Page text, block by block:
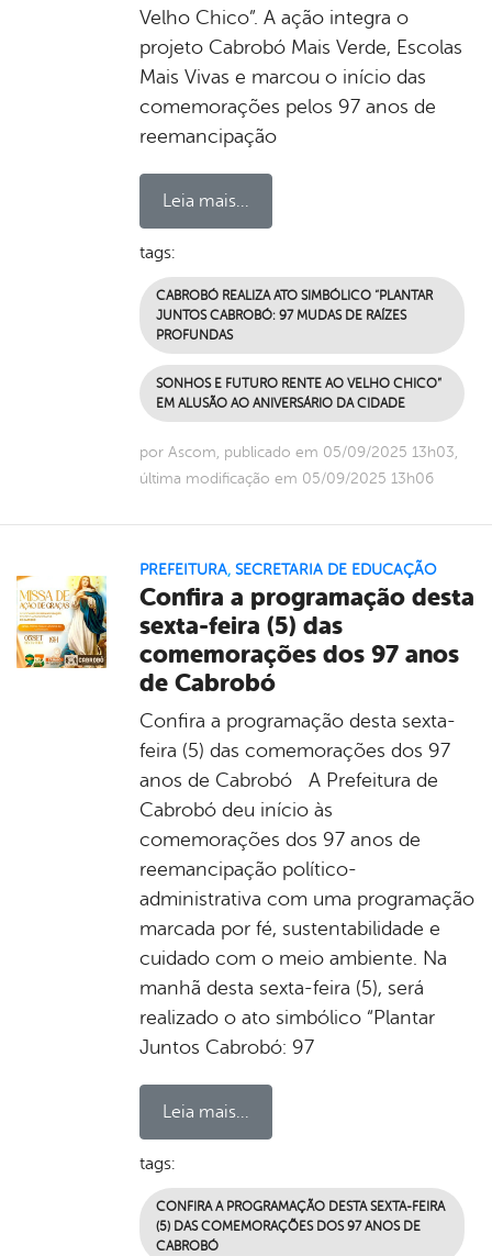
Velho Chico”. A ação integra o
projeto Cabrobó Mais Verde, Escolas
Mais Vivas e marcou o início das
comemorações pelos 97 anos de
reemancipação
Leia mais...
tags:
CABROBÓ REALIZA ATO SIMBÓLICO “PLANTAR
JUNTOS CABROBÓ: 97 MUDAS DE RAÍZES
PROFUNDAS
SONHOS E FUTURO RENTE AO VELHO CHICO”
EM ALUSÃO AO ANIVERSÁRIO DA CIDADE
por Ascom, publicado em 05/09/2025 13h03,
última modificação em 05/09/2025 13h06
PREFEITURA, SECRETARIA DE EDUCAÇÃO
Confira a programação desta
sexta-feira (5) das
comemorações dos 97 anos
de Cabrobó
Confira a programação desta sexta-
feira (5) das comemorações dos 97
anos de Cabrobó A Prefeitura de
Cabrobó deu início às
comemorações dos 97 anos de
reemancipação político-
administrativa com uma programação
marcada por fé, sustentabilidade e
cuidado com o meio ambiente. Na
manhã desta sexta-feira (5), será
realizado o ato simbólico “Plantar
Juntos Cabrobó: 97
Leia mais...
tags:
CONFIRA A PROGRAMAÇÃO DESTA SEXTA-FEIRA
(5) DAS COMEMORAÇÕES DOS 97 ANOS DE
CABROBÓ